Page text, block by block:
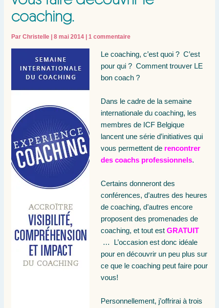
coaching.
ParChristelle |8 mai 2014 |1 commentaire
Le coaching, c’est quoi ? C’est
pour qui ? Comment trouver LE
bon coach ?
Dans le cadre de la semaine
internationale du coaching, les
membres de ICF Belgique
lancent une série d’initiatives qui
vous permettent de rencontrer
des coachs professionnels.
Certains donneront des
conférences, d’autres des heures
de coaching, d’autres encore
proposent des promenades de
coaching, et tout est GRATUIT
… L’occasion est donc idéale
pour en découvrir un peu plus sur
ce que le coaching peut faire pour
vous!
Personnellement, j’offrirai à trois